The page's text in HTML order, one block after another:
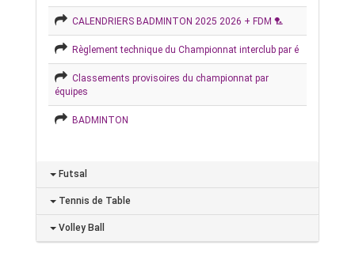
CALENDRIERS BADMINTON 2025 2026 + FDM 🏸
Règlement technique du Championnat interclub par é
Classements provisoires du championnat par
équipes
BADMINTON
Futsal
Tennis de Table
Volley Ball